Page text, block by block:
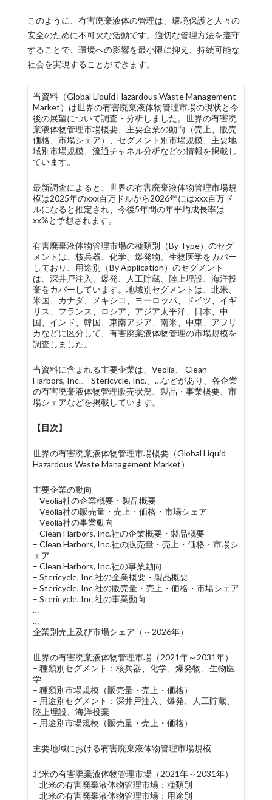
このように、有害廃棄液体の管理は、環境保護と人々の
安全のために不可欠な活動です。適切な管理方法を遵守
することで、環境への影響を最小限に抑え、持続可能な
社会を実現することができます。
当資料（Global Liquid Hazardous Waste Management
Market）は世界の有害廃棄液体物管理市場の現状と今
後の展望について調査・分析しました。世界の有害廃
棄液体物管理市場概要、主要企業の動向（売上、販売
価格、市場シェア）、セグメント別市場規模、主要地
域別市場規模、流通チャネル分析などの情報を掲載し
ています。
最新調査によると、世界の有害廃棄液体物管理市場規
模は2025年のxxx百万ドルから2026年にはxxx百万ド
ルになると推定され、今後5年間の年平均成長率は
xx%と予想されます。
有害廃棄液体物管理市場の種類別（By Type）のセグ
メントは、核兵器、化学、爆発物、生物医学をカバー
しており、用途別（By Application）のセグメント
は、深井戸注入、爆発、人工貯蔵、陸上埋設、海洋投
棄をカバーしています。地域別セグメントは、北米、
米国、カナダ、メキシコ、ヨーロッパ、ドイツ、イギ
リス、フランス、ロシア、アジア太平洋、日本、中
国、インド、韓国、東南アジア、南米、中東、アフリ
カなどに区分して、有害廃棄液体物管理の市場規模を
調査しました。
当資料に含まれる主要企業は、Veolia、 Clean
Harbors, Inc.、 Stericycle, Inc.、…などがあり、各企業
の有害廃棄液体物管理販売状況、製品・事業概要、市
場シェアなどを掲載しています。
【目次】
世界の有害廃棄液体物管理市場概要（Global Liquid
Hazardous Waste Management Market）
主要企業の動向
– Veolia社の企業概要・製品概要
– Veolia社の販売量・売上・価格・市場シェア
– Veolia社の事業動向
– Clean Harbors, Inc.社の企業概要・製品概要
– Clean Harbors, Inc.社の販売量・売上・価格・市場シ
ェア
– Clean Harbors, Inc.社の事業動向
– Stericycle, Inc.社の企業概要・製品概要
– Stericycle, Inc.社の販売量・売上・価格・市場シェア
– Stericycle, Inc.社の事業動向
…
…
企業別売上及び市場シェア（～2026年）
世界の有害廃棄液体物管理市場（2021年～2031年）
– 種類別セグメント：核兵器、化学、爆発物、生物医
学
– 種類別市場規模（販売量・売上・価格）
– 用途別セグメント：深井戸注入、爆発、人工貯蔵、
陸上埋設、海洋投棄
– 用途別市場規模（販売量・売上・価格）
主要地域における有害廃棄液体物管理市場規模
北米の有害廃棄液体物管理市場（2021年～2031年）
– 北米の有害廃棄液体物管理市場：種類別
– 北米の有害廃棄液体物管理市場：用途別